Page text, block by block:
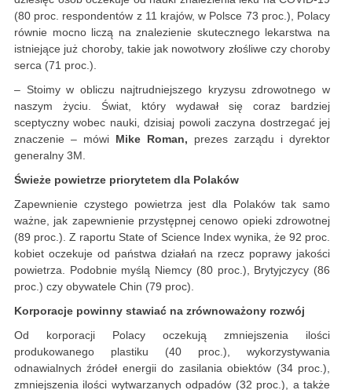
(80 proc. respondentów z 11 krajów, w Polsce 73 proc.), Polacy
równie mocno liczą na znalezienie skutecznego lekarstwa na
istniejące już choroby, takie jak nowotwory złośliwe czy choroby
serca (71 proc.).
– Stoimy w obliczu najtrudniejszego kryzysu zdrowotnego w
naszym życiu. Świat, który wydawał się coraz bardziej
sceptyczny wobec nauki, dzisiaj powoli zaczyna dostrzegać jej
znaczenie – mówi Mike Roman, prezes zarządu i dyrektor
generalny 3M.
Świeże powietrze priorytetem dla Polaków
Zapewnienie czystego powietrza jest dla Polaków tak samo
ważne, jak zapewnienie przystępnej cenowo opieki zdrowotnej
(89 proc.). Z raportu State of Science Index wynika, że 92 proc.
kobiet oczekuje od państwa działań na rzecz poprawy jakości
powietrza. Podobnie myślą Niemcy (80 proc.), Brytyjczycy (86
proc.) czy obywatele Chin (79 proc).
Korporacje powinny stawiać na zrównoważony rozwój
Od korporacji Polacy oczekują zmniejszenia ilości
produkowanego plastiku (40 proc.), wykorzystywania
odnawialnych źródeł energii do zasilania obiektów (34 proc.),
zmniejszenia ilości wytwarzanych odpadów (32 proc.), a także